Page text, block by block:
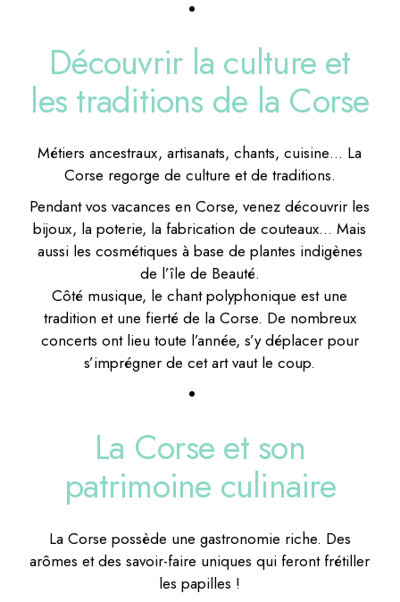
Découvrir la culture et
les traditions de la Corse
Métiers ancestraux, artisanats, chants, cuisine… La
Corse regorge de culture et de traditions.
Pendant vos vacances en Corse, venez découvrir les
bijoux, la poterie, la fabrication de couteaux… Mais
aussi les cosmétiques à base de plantes indigènes
de l’île de Beauté.
Côté musique, le chant polyphonique est une
tradition et une fierté de la Corse. De nombreux
concerts ont lieu toute l’année, s’y déplacer pour
s’imprégner de cet art vaut le coup.
La Corse et son
patrimoine culinaire
La Corse possède une gastronomie riche. Des
arômes et des savoir-faire uniques qui feront frétiller
les papilles !